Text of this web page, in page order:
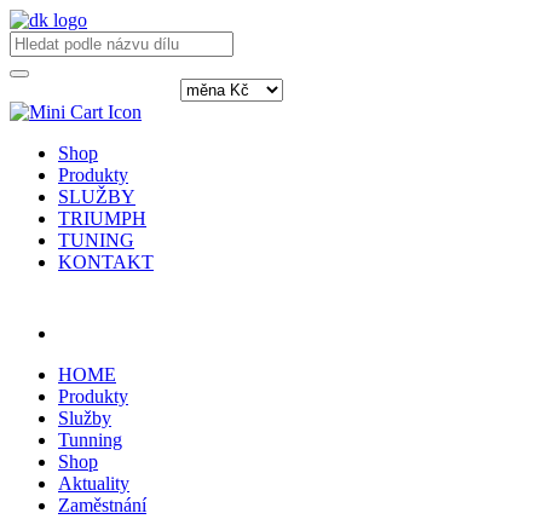
Shop
Produkty
SLUŽBY
TRIUMPH
TUNING
KONTAKT
HOME
Produkty
Služby
Tunning
Shop
Aktuality
Zaměstnání